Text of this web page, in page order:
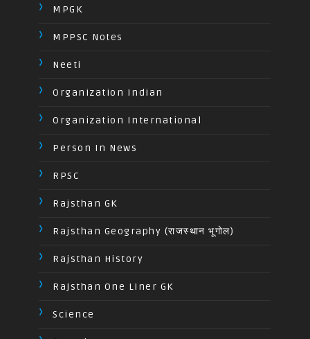
MPGK
MPPSC Notes
Neeti
Organization Indian
Organization International
Person In News
RPSC
Rajsthan GK
Rajsthan Geography (राजस्थान भूगोल)
Rajsthan History
Rajsthan One Liner GK
Science